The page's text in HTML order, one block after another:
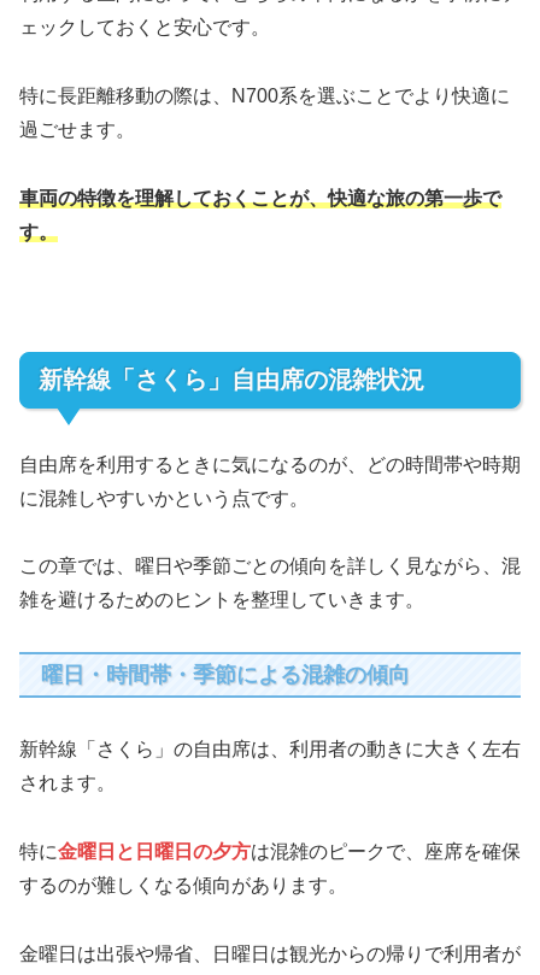
ェックしておくと安心です。
特に長距離移動の際は、N700系を選ぶことでより快適に
過ごせます。
車両の特徴を理解しておくことが、快適な旅の第一歩で
す。
新幹線「さくら」自由席の混雑状況
自由席を利用するときに気になるのが、どの時間帯や時期
に混雑しやすいかという点です。
この章では、曜日や季節ごとの傾向を詳しく見ながら、混
雑を避けるためのヒントを整理していきます。
曜日・時間帯・季節による混雑の傾向
新幹線「さくら」の自由席は、利用者の動きに大きく左右
されます。
特に金曜日と日曜日の夕方は混雑のピークで、座席を確保
するのが難しくなる傾向があります。
金曜日は出張や帰省、日曜日は観光からの帰りで利用者が